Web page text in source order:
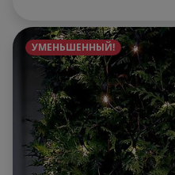
УМЕНЬШЕННЫЙ!